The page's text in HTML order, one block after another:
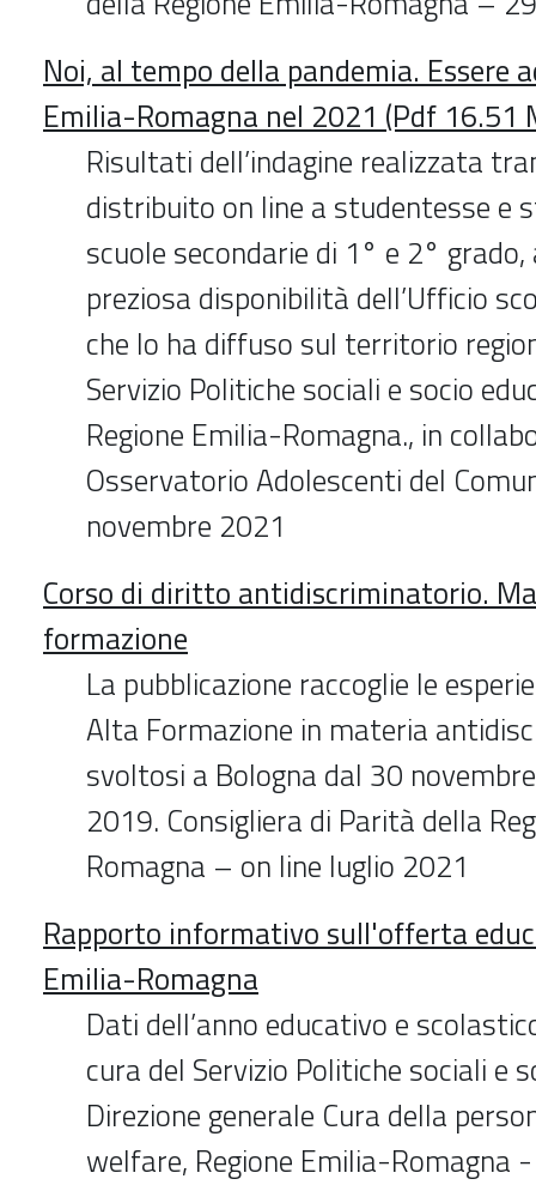
Noi, al tempo della pandemia. Essere
Emilia-Romagna nel 2021 (Pdf 16.51
Risultati dell’indagine realizzata
distribuito on line a studentesse e
scuole secondarie di 1° e 2°
preziosa disponibilità dell’Ufficio
che lo ha diffuso sul territorio
Servizio Politiche sociali e socio
Regione Emilia-Romagna., in
Osservatorio Adolescenti del
novembre 2021
Corso di diritto antidiscriminatorio.
formazione
La pubblicazione raccoglie le
Alta Formazione in materia
svoltosi a Bologna dal 30
2019. Consigliera di Parità della
Romagna – on line luglio 2021
Rapporto informativo sull'offerta
Emilia-Romagna
Dati dell’anno educativo e
cura del Servizio Politiche sociali e
Direzione generale Cura della
welfare, Regione Emilia-Romagna